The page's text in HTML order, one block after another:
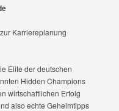
Karriereplanung
Elite der deutschen
Hidden Champions
wirtschaftlichen Erfolg
also echte Geheimtipps